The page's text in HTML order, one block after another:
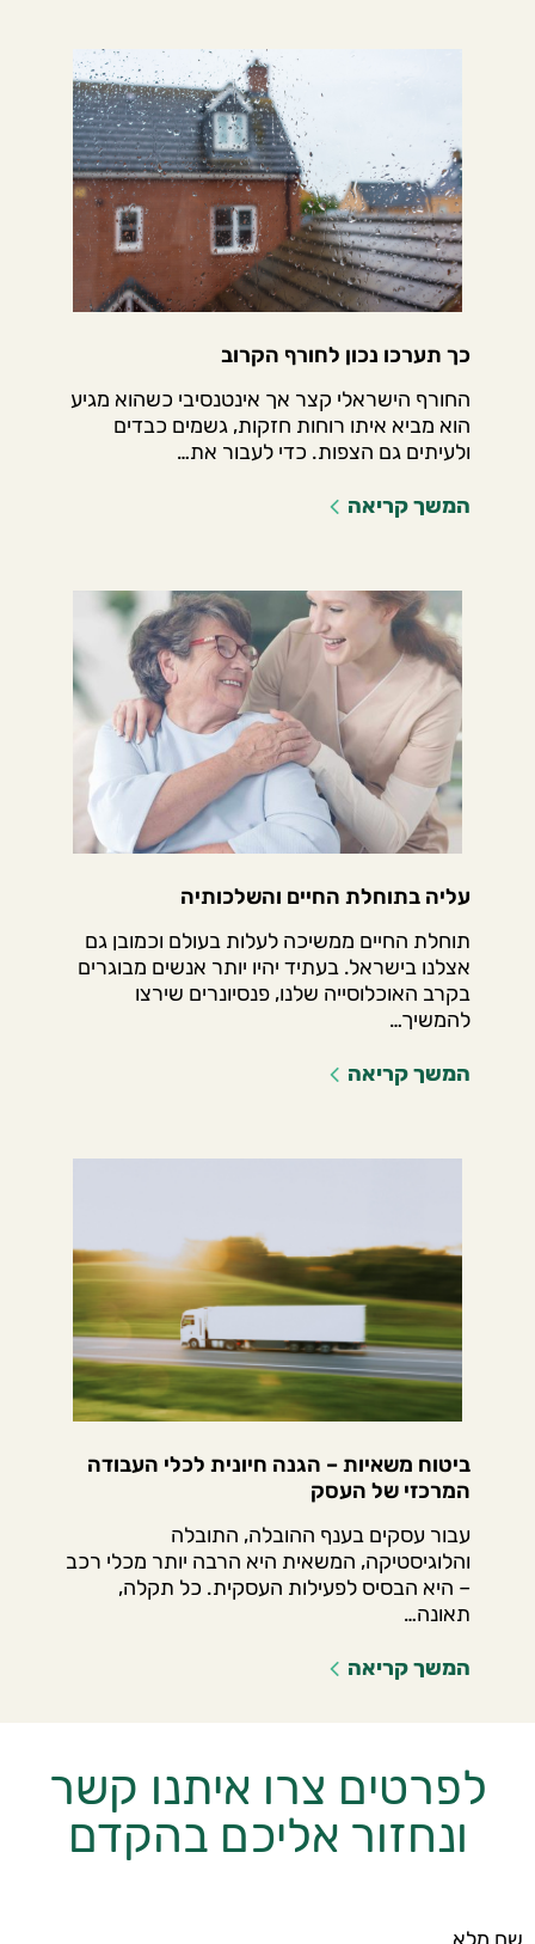
כך תערכו נכון לחורף הקרוב
החורף הישראלי קצר אך אינטנסיבי כשהוא מגיע
הוא מביא איתו רוחות חזקות, גשמים כבדים
ולעיתים גם הצפות. כדי לעבור את…
המשך קריאה
עליה בתוחלת החיים והשלכותיה
תוחלת החיים ממשיכה לעלות בעולם וכמובן גם
אצלנו בישראל. בעתיד יהיו יותר אנשים מבוגרים
בקרב האוכלוסייה שלנו, פנסיונרים שירצו
להמשיך…
המשך קריאה
ביטוח משאיות – הגנה חיונית לכלי העבודה
המרכזי של העסק
עבור עסקים בענף ההובלה, התובלה
והלוגיסטיקה, המשאית היא הרבה יותר מכלי רכב
– היא הבסיס לפעילות העסקית. כל תקלה,
תאונה…
המשך קריאה
לפרטים צרו איתנו קשר
ונחזור אליכם בהקדם